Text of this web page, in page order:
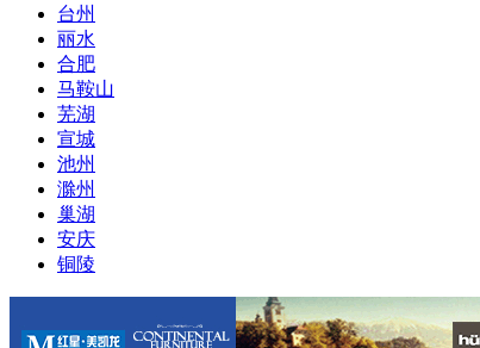
台州
丽水
合肥
马鞍山
芜湖
宣城
池州
滁州
巢湖
安庆
铜陵